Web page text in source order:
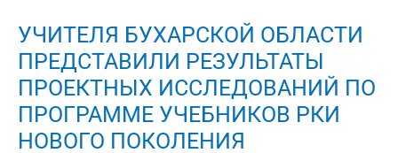
УЧИТЕЛЯ БУХАРСКОЙ ОБЛАСТИ
ПРЕДСТАВИЛИ РЕЗУЛЬТАТЫ
ПРОЕКТНЫХ ИССЛЕДОВАНИЙ ПО
ПРОГРАММЕ УЧЕБНИКОВ РКИ
НОВОГО ПОКОЛЕНИЯ